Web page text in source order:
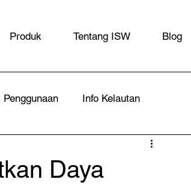
Produk Tentang ISW Blog
Penggunaan Info Kelautan
Daya